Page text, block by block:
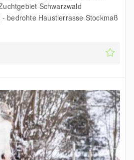
Schwarzwald
bedrohte Haustierrasse Stockmaß